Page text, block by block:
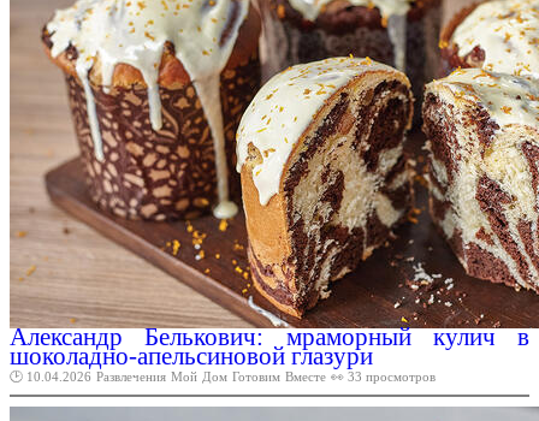
Александр Белькович: мраморный кулич в
шоколадно-апельсиновой глазури
🕑 10.04.2026 Развлечения Мой Дом Готовим Вместе 👀 33 просмотров